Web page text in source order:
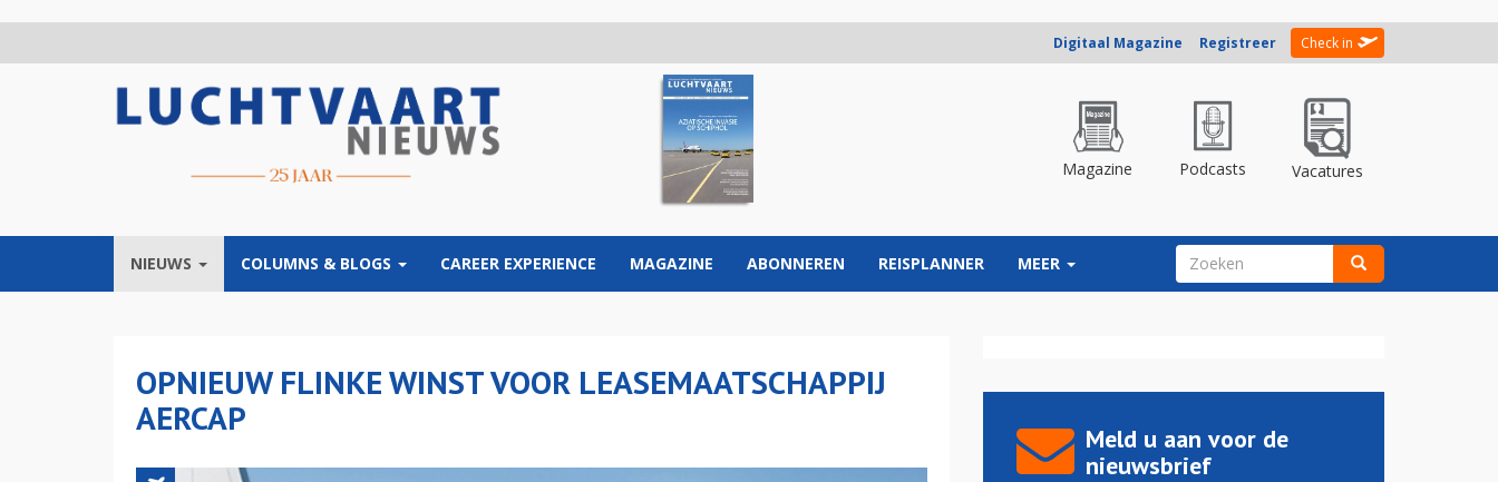
Digitaal Magazine Registreer Check in
Magazine Podcasts Vacatures
NIEUWS COLUMNS & BLOGS CAREER EXPERIENCE MAGAZINE ABONNEREN REISPLANNER MEER ZOEKVELD
OPNIEUW FLINKE WINST VOOR LEASEMAATSCHAPPIJ
AERCAP
Meld u aan voor de
nieuwsbrief